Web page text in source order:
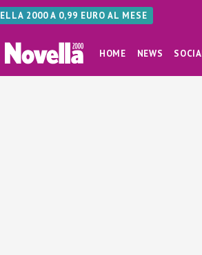
2000 A 0,99 EURO AL MESE
HOME NEWS